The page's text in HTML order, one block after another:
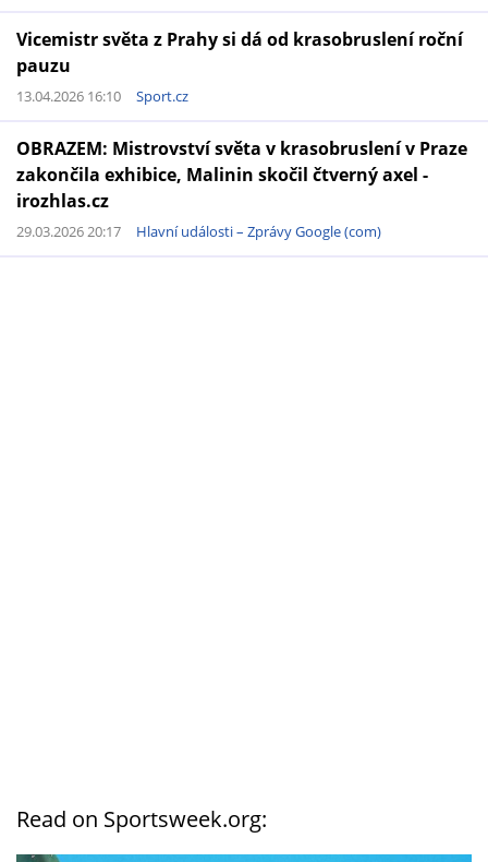
Vicemistr světa z Prahy si dá od krasobruslení roční
pauzu
13.04.2026 16:10 Sport.cz
OBRAZEM: Mistrovství světa v krasobruslení v Praze
zakončila exhibice, Malinin skočil čtverný axel -
irozhlas.cz
29.03.2026 20:17 Hlavní události – Zprávy Google (com)
Read on Sportsweek.org: